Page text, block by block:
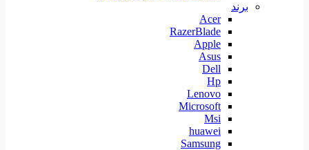
برند
Acer
RazerBlade
Apple
Asus
Dell
Hp
Lenovo
Microsoft
Msi
huawei
Samsung